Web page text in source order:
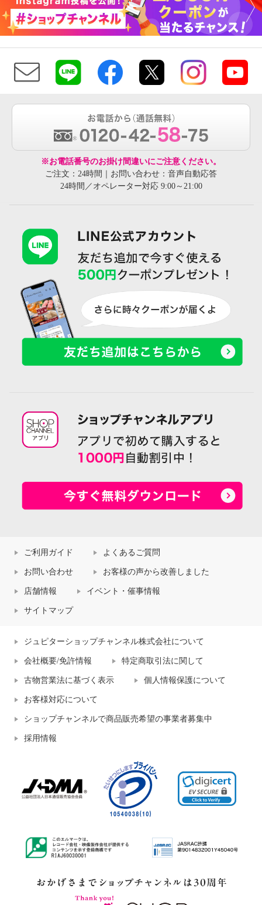
※お電話番号のお掛け間違いにご注意ください。
ご注文：24時間｜お問い合わせ：音声自動応答
24時間／オペレーター対応 9:00～21:00
ご利用ガイド よくあるご質問
お問い合わせ お客様の声から改善しました
店舗情報 イベント・催事情報
サイトマップ
ジュピターショップチャンネル株式会社について
会社概要/免許情報 特定商取引法に関して
古物営業法に基づく表示 個人情報保護について
お客様対応について
ショップチャンネルで商品販売希望の事業者募集中
採用情報